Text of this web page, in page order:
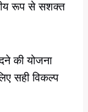
रूप से सशक्त
की योजना
सही विकल्प